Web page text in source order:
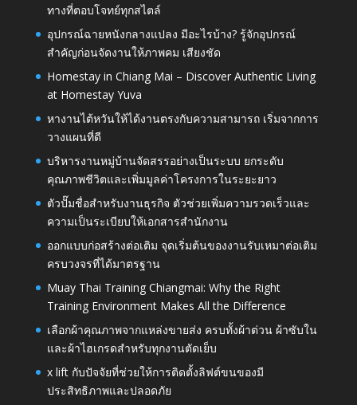
ทางที่ตอบโจทย์ทุกสไตล์
อุปกรณ์ฉายหนังกลางแปลง มีอะไรบ้าง? รู้จักอุปกรณ์
สำคัญก่อนจัดงานให้ภาพคม เสียงชัด
Homestay in Chiang Mai – Discover Authentic Living
at Homestay Yuva
หางานไต้หวันให้ได้งานตรงกับความสามารถ เริ่มจากการ
วางแผนที่ดี
บริหารงานหมู่บ้านจัดสรรอย่างเป็นระบบ ยกระดับ
คุณภาพชีวิตและเพิ่มมูลค่าโครงการในระยะยาว
ตัวปั๊มชื่อสำหรับงานธุรกิจ ตัวช่วยเพิ่มความรวดเร็วและ
ความเป็นระเบียบให้เอกสารสำนักงาน
ออกแบบก่อสร้างต่อเติม จุดเริ่มต้นของงานรับเหมาต่อเติม
ครบวงจรที่ได้มาตรฐาน
Muay Thai Training Chiangmai: Why the Right
Training Environment Makes All the Difference
เลือกผ้าคุณภาพจากแหล่งขายส่ง ครบทั้งผ้าต่วน ผ้าซับใน
และผ้าไฮเกรดสำหรับทุกงานตัดเย็บ
x lift กับปัจจัยที่ช่วยให้การติดตั้งลิฟต์ขนของมี
ประสิทธิภาพและปลอดภัย